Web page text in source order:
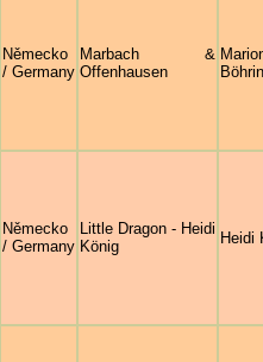
Německo
/ Germany
Marbach &
Offenhausen
Německo
/ Germany
Little Dragon - Heidi
König
Heidi